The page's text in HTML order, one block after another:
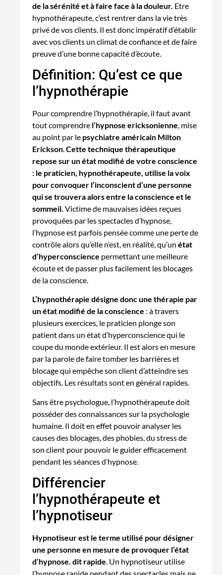
de la sérénité et à faire face à la douleur. Etre
hypnothérapeute, c’est rentrer dans la vie très
privé de vos clients. Il est donc impératif d’établir
avec vos clients un climat de confiance et de faire
preuve d’une bonne capacité d’écoute.
Définition: Qu’est ce que
l’hypnothérapie
Pour comprendre l’hypnothérapie, il faut avant
tout comprendre l’hypnose ericksonienne, mise
au point par le psychiatre américain Milton
Erickson.Cette technique thérapeutique
repose sur un état modifié de votre conscience
: le praticien, hypnothérapeute, utilise la voix
pour convoquer l’inconscient d’une personne
qui se trouvera alors entre la conscience et le
sommeil. Victime de mauvaises idées reçues
provoquées par les spectacles d’hypnose,
l’hypnose est parfois pensée comme une perte de
contrôle alors qu’elle n’est, en réalité, qu’un état
d’hyperconscience permettant une meilleure
écoute et de passer plus facilement les blocages
de la conscience.
L’hypnothérapie désigne donc une thérapie par
un état modifié de la conscience : à travers
plusieurs exercices, le praticien plonge son
patient dans un état d’hyperconscience qui le
coupe du monde extérieur. Il est alors en mesure
par la parole de faire tomber les barrières et
blocage qui empêche son client d’atteindre ses
objectifs. Les résultats sont en général rapides.
Sans être psychologue, l’hypnothérapeute doit
posséder des connaissances sur la psychologie
humaine. Il doit en effet pouvoir analyser les
causes des blocages, des phobies, du stress de
son client pour pouvoir le guider efficacement
pendant les séances d’hypnose.
Différencier
l’hypnothérapeute et
l’hypnotiseur
Hypnotiseur est le terme utilisé pour désigner
une personne en mesure de provoquer l’état
d’hypnose. dit rapide. Un hypnotiseur utilise